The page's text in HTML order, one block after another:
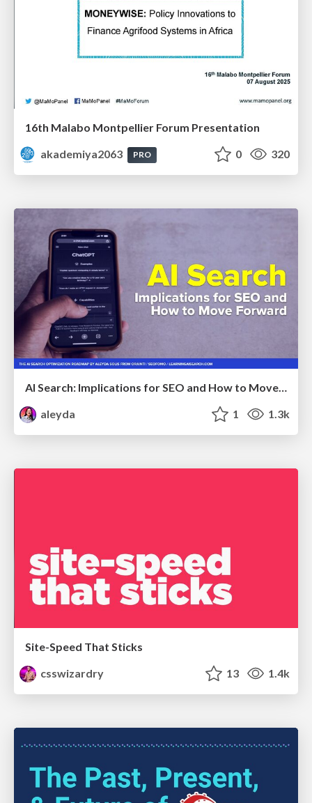
16th Malabo Montpellier Forum Presentation
akademiya2063
PRO 0 320
AI Search: Implications for SEO and How to Move Forward - #ShenzhenSEOConference
aleyda
1 1.3k
Site-Speed That Sticks
csswizardry
13 1.4k